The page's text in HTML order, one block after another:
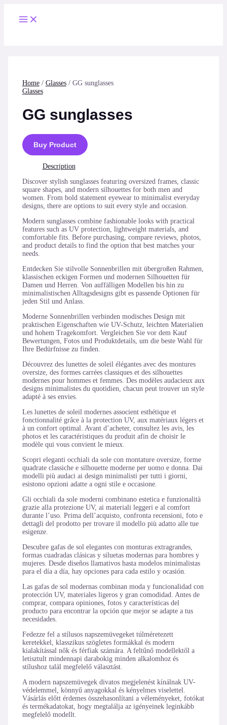
content
Main
Menu
Home/ Glasses/ GG sunglasses
Glasses
GG sunglasses
Buy Product
Description
Discover stylish sunglasses featuring oversized frames, classic
square shapes, and modern silhouettes for both men and
women. From bold statement eyewear to minimalist everyday
designs, there are options to suit every style and occasion.
Modern sunglasses combine fashionable looks with practical
features such as UV protection, lightweight materials, and
comfortable fits. Before purchasing, compare reviews, photos,
and product details to find the option that best matches your
needs.
Entdecken Sie stilvolle Sonnenbrillen mit übergroßen Rahmen,
klassischen eckigen Formen und modernen Silhouetten für
Damen und Herren. Von auffälligen Modellen bis hin zu
minimalistischen Alltagsdesigns gibt es passende Optionen für
jeden Stil und Anlass.
Moderne Sonnenbrillen verbinden modisches Design mit
praktischen Eigenschaften wie UV-Schutz, leichten Materialien
und hohem Tragekomfort. Vergleichen Sie vor dem Kauf
Bewertungen, Fotos und Produktdetails, um die beste Wahl für
Ihre Bedürfnisse zu finden.
Découvrez des lunettes de soleil élégantes avec des montures
oversize, des formes carrées classiques et des silhouettes
modernes pour hommes et femmes. Des modèles audacieux aux
designs minimalistes du quotidien, chacun peut trouver un style
adapté à ses envies.
Les lunettes de soleil modernes associent esthétique et
fonctionnalité grâce à la protection UV, aux matériaux légers et
à un confort optimal. Avant d’acheter, consultez les avis, les
photos et les caractéristiques du produit afin de choisir le
modèle qui vous convient le mieux.
Scopri eleganti occhiali da sole con montature oversize, forme
quadrate classiche e silhouette moderne per uomo e donna. Dai
modelli più audaci ai design minimalisti per tutti i giorni,
esistono opzioni adatte a ogni stile e occasione.
Gli occhiali da sole moderni combinano estetica e funzionalità
grazie alla protezione UV, ai materiali leggeri e al comfort
durante l’uso. Prima dell’acquisto, confronta recensioni, foto e
dettagli del prodotto per trovare il modello più adatto alle tue
esigenze.
Descubre gafas de sol elegantes con monturas extragrandes,
formas cuadradas clásicas y siluetas modernas para hombres y
mujeres. Desde diseños llamativos hasta modelos minimalistas
para el día a día, hay opciones para cada estilo y ocasión.
Las gafas de sol modernas combinan moda y funcionalidad con
protección UV, materiales ligeros y gran comodidad. Antes de
comprar, compara opiniones, fotos y características del
producto para encontrar la opción que mejor se adapte a tus
necesidades.
Fedezze fel a stílusos napszemüvegeket túlméretezett
keretekkel, klasszikus szögletes formákkal és modern
kialakítással nők és férfiak számára. A feltűnő modellektől a
letisztult mindennapi darabokig minden alkalomhoz és
stílushoz talál megfelelő választást.
A modern napszemüvegek divatos megjelenést kínálnak UV-
védelemmel, könnyű anyagokkal és kényelmes viselettel.
Vásárlás előtt érdemes összehasonlítani a véleményeket, fotókat
és termékadatokat, hogy megtalálja az igényeinek leginkább
megfelelő modellt.